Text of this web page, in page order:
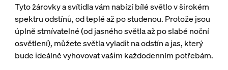
Tyto žárovky a svítidla vám nabízí bílé světlo v širokém
spektru odstínů, od teplé až po studenou. Protože jsou
úplně stmívatelné (od jasného světla až po slabé noční
osvětlení), můžete světla vyladit na odstín a jas, který
bude ideálně vyhovovat vašim každodenním potřebám.